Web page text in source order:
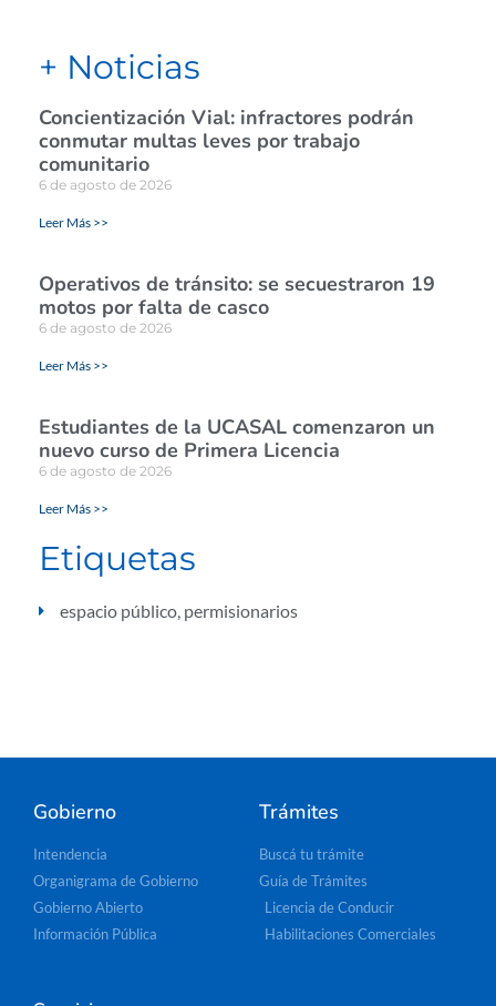
+ Noticias
Concientización Vial: infractores podrán
conmutar multas leves por trabajo
comunitario
6 de agosto de 2026
Leer Más >>
Operativos de tránsito: se secuestraron 19
motos por falta de casco
6 de agosto de 2026
Leer Más >>
Estudiantes de la UCASAL comenzaron un
nuevo curso de Primera Licencia
6 de agosto de 2026
Leer Más >>
Etiquetas
espacio público, permisionarios
Gobierno
Intendencia
Organigrama de Gobierno
Gobierno Abierto
Información Pública
Trámites
Buscá tu trámite
Guía de Trámites
Licencia de Conducir
Habilitaciones Comerciales